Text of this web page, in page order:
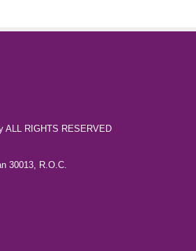
ALL RIGHTS RESERVED
30013, R.O.C.